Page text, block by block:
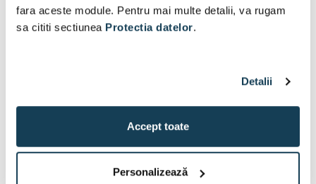
fara aceste module. Pentru mai multe detalii, va rugam
sa cititi sectiunea Protectia datelor.
Detalii
Accept toate
Personalizează
Alti clienti au vizitat si